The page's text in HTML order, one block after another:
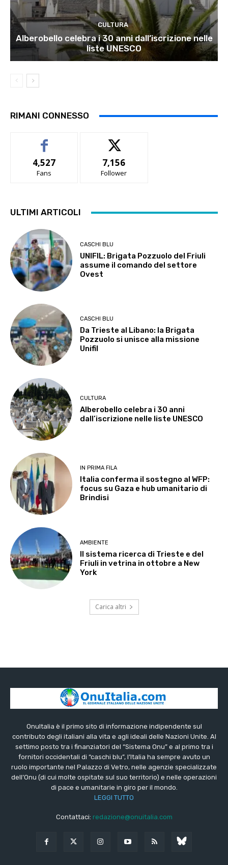
CULTURA
Alberobello celebra i 30 anni dall’iscrizione nelle
liste UNESCO
RIMANI CONNESSO
4,527
Fans
7,156
Follower
ULTIMI ARTICOLI
CASCHI BLU
UNIFIL: Brigata Pozzuolo del Friuli
assume il comando del settore
Ovest
CASCHI BLU
Da Trieste al Libano: la Brigata
Pozzuolo si unisce alla missione
Unifil
CULTURA
Alberobello celebra i 30 anni
dall’iscrizione nelle liste UNESCO
IN PRIMA FILA
Italia conferma il sostegno al WFP:
focus su Gaza e hub umanitario di
Brindisi
AMBIENTE
Il sistema ricerca di Trieste e del
Friuli in vetrina in ottobre a New
York
Carica altri
OnuItalia è il primo sito di informazione indipendente sul
contributo degli italiani alla vita e agli ideali delle Nazioni Unite. Al
settimo posto tra i finanziatori del “Sistema Onu” e al primo tra i
fornitori occidentali di “caschi blu”, l’Italia ha sempre avuto un
ruolo importante nel Palazzo di Vetro, nelle agenzie specializzate
dell’Onu (di cui molte ospitate sul suo territorio) e nelle operazioni
di pace e umanitarie in giro per il mondo.
LEGGI TUTTO
Contattaci: redazione@onuitalia.com